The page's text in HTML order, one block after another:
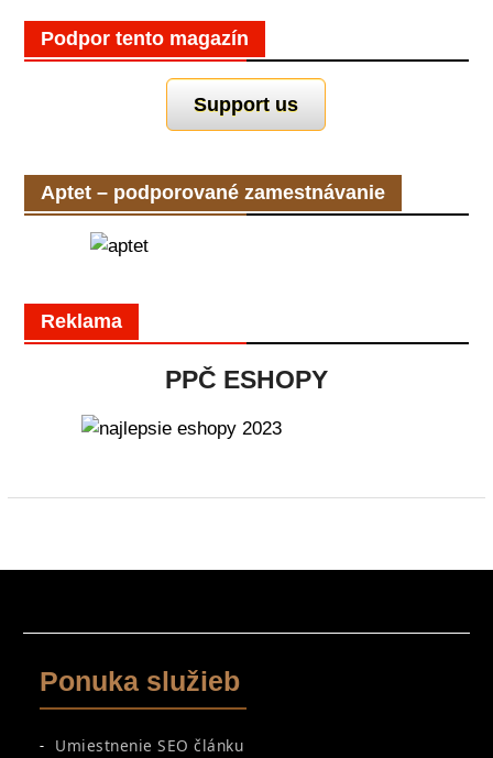
Podpor tento magazín
Support us
Aptet – podporované zamestnávanie
Reklama
PPČ ESHOPY
Ponuka služieb
Umiestnenie SEO článku